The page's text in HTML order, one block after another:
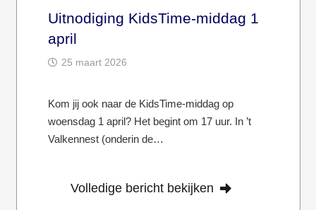
Uitnodiging KidsTime-middag 1
april
25 maart 2026
Kom jij ook naar de KidsTime-middag op
woensdag 1 april? Het begint om 17 uur. In ’t
Valkennest (onderin de…
Volledige bericht bekijken